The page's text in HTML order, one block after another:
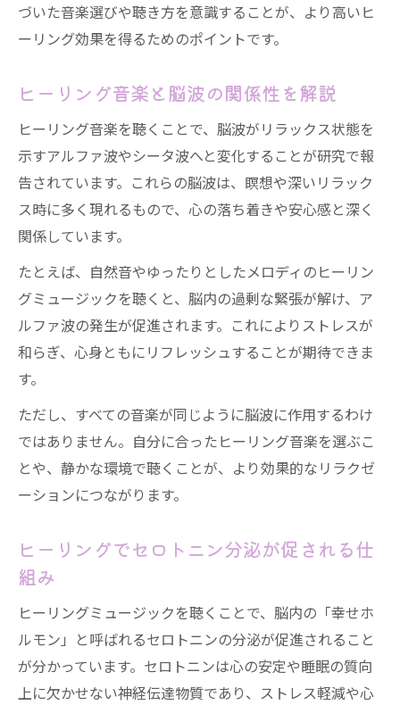
づいた音楽選びや聴き方を意識することが、より高いヒ
ーリング効果を得るためのポイントです。
ヒーリング音楽と脳波の関係性を解説
ヒーリング音楽を聴くことで、脳波がリラックス状態を
示すアルファ波やシータ波へと変化することが研究で報
告されています。これらの脳波は、瞑想や深いリラック
ス時に多く現れるもので、心の落ち着きや安心感と深く
関係しています。
たとえば、自然音やゆったりとしたメロディのヒーリン
グミュージックを聴くと、脳内の過剰な緊張が解け、ア
ルファ波の発生が促進されます。これによりストレスが
和らぎ、心身ともにリフレッシュすることが期待できま
す。
ただし、すべての音楽が同じように脳波に作用するわけ
ではありません。自分に合ったヒーリング音楽を選ぶこ
とや、静かな環境で聴くことが、より効果的なリラクゼ
ーションにつながります。
ヒーリングでセロトニン分泌が促される仕
組み
ヒーリングミュージックを聴くことで、脳内の「幸せホ
ルモン」と呼ばれるセロトニンの分泌が促進されること
が分かっています。セロトニンは心の安定や睡眠の質向
上に欠かせない神経伝達物質であり、ストレス軽減や心